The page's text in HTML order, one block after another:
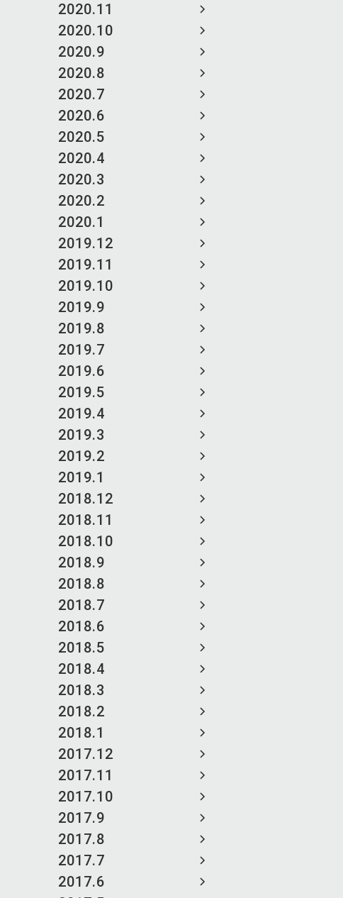
2020.11
2020.10
2020.9
2020.8
2020.7
2020.6
2020.5
2020.4
2020.3
2020.2
2020.1
2019.12
2019.11
2019.10
2019.9
2019.8
2019.7
2019.6
2019.5
2019.4
2019.3
2019.2
2019.1
2018.12
2018.11
2018.10
2018.9
2018.8
2018.7
2018.6
2018.5
2018.4
2018.3
2018.2
2018.1
2017.12
2017.11
2017.10
2017.9
2017.8
2017.7
2017.6